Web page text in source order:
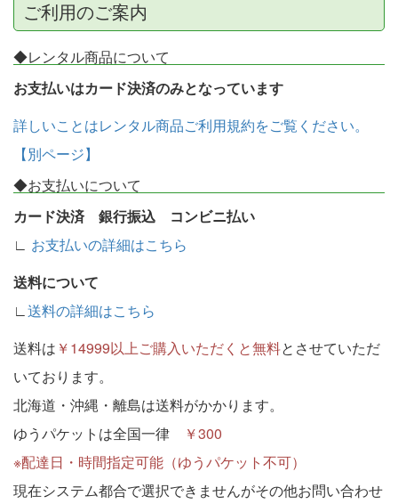
ご利用のご案内
◆レンタル商品について
お支払いはカード決済のみとなっています
詳しいことはレンタル商品ご利用規約をご覧ください。
【別ページ】
◆お支払いについて
カード決済 銀行振込 コンビニ払い
∟ お支払いの詳細はこちら
送料について
∟送料の詳細はこちら
送料は ￥14999以上ご購入いただくと無料とさせていただ
いております。
北海道・沖縄・離島は送料がかかります。
ゆうパケットは全国一律
￥300
※配達日・時間指定可能（ゆうパケット不可）
現在システム都合で選択できませんがその他お問い合わせ